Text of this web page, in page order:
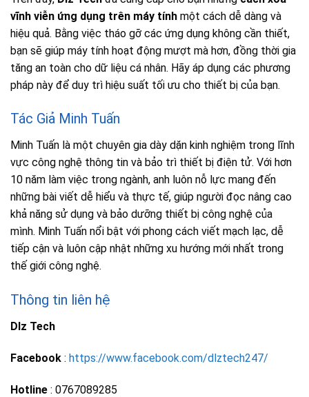
vĩnh viễn ứng dụng trên máy tính một cách dễ dàng và
hiệu quả. Bằng việc tháo gỡ các ứng dụng không cần thiết,
bạn sẽ giúp máy tính hoạt động mượt mà hơn, đồng thời gia
tăng an toàn cho dữ liệu cá nhân. Hãy áp dụng các phương
pháp này để duy trì hiệu suất tối ưu cho thiết bị của bạn.
Tác Giả Minh Tuấn
Minh Tuấn là một chuyên gia dày dặn kinh nghiệm trong lĩnh
vực công nghệ thông tin và bảo trì thiết bị điện tử. Với hơn
10 năm làm việc trong ngành, anh luôn nỗ lực mang đến
những bài viết dễ hiểu và thực tế, giúp người đọc nâng cao
khả năng sử dụng và bảo dưỡng thiết bị công nghệ của
mình. Minh Tuấn nổi bật với phong cách viết mạch lạc, dễ
tiếp cận và luôn cập nhật những xu hướng mới nhất trong
thế giới công nghệ.
Thông tin liên hệ
Dlz Tech
Facebook : https://www.facebook.com/dlztech247/
Hotline : 0767089285